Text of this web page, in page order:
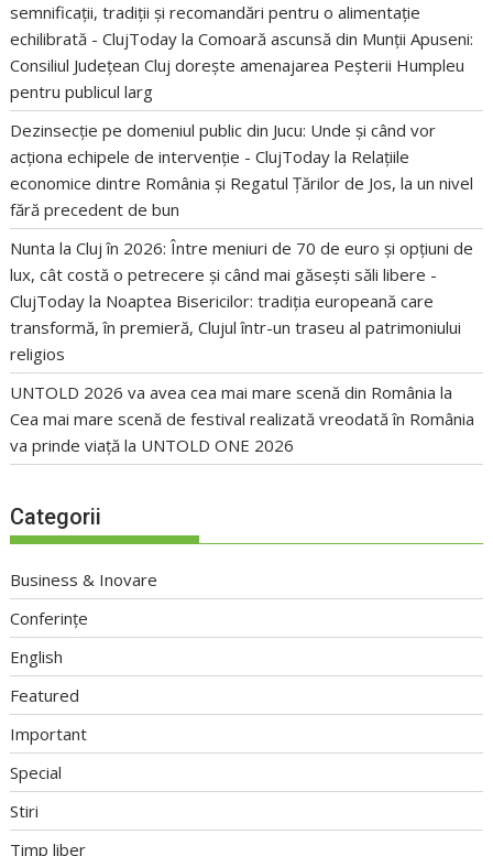
semnificații, tradiții și recomandări pentru o alimentație
echilibrată - ClujToday laComoară ascunsă din Munții Apuseni:
Consiliul Județean Cluj dorește amenajarea Peșterii Humpleu
pentru publicul larg
Dezinsecție pe domeniul public din Jucu: Unde și când vor
acționa echipele de intervenție - ClujToday la Relațiile
economice dintre România și Regatul Țărilor de Jos, la un nivel
fără precedent de bun
Nunta la Cluj în 2026: Între meniuri de 70 de euro și opțiuni de
lux, cât costă o petrecere și când mai găsești săli libere -
ClujToday la Noaptea Bisericilor: tradiția europeană care
transformă, în premieră, Clujul într-un traseu al patrimoniului
religios
UNTOLD 2026 va avea cea mai mare scenă din România la
Cea mai mare scenă de festival realizată vreodată în România
va prinde viață la UNTOLD ONE 2026
Categorii
Business & Inovare
Conferințe
English
Featured
Important
Special
Stiri
Timp liber